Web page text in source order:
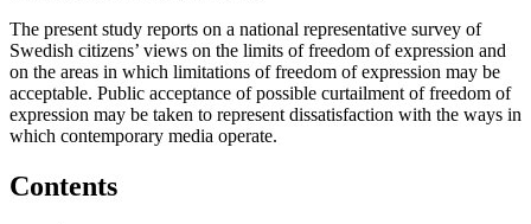
The present study reports on a national representative survey of
Swedish citizens’ views on the limits of freedom of expression and
on the areas in which limitations of freedom of expression may be
acceptable. Public acceptance of possible curtailment of freedom of
expression may be taken to represent dissatisfaction with the ways in
which contemporary media operate.
Contents